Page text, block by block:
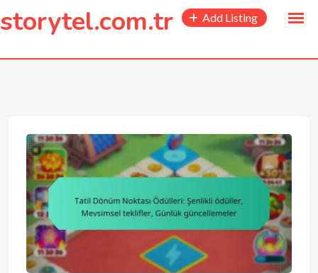
content
storytel.com.tr Add Listing